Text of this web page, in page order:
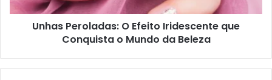
Unhas Peroladas: O Efeito Iridescente que
Conquista o Mundo da Beleza